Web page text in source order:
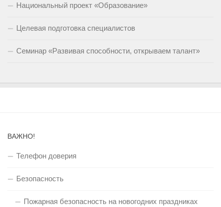
Национальный проект «Образование»
Целевая подготовка специалистов
Семинар «Развивая способности, открываем талант»
ВАЖНО!
Телефон доверия
Безопасность
Пожарная безопасность на новогодних праздниках